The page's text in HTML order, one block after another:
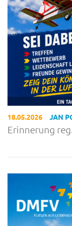
18.05.2026 JAN
Erinnerung